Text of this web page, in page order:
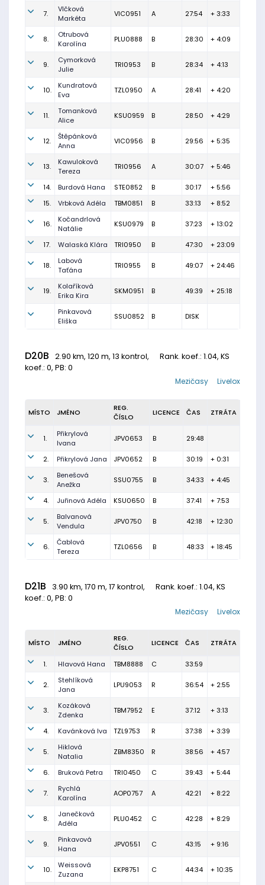
7.
Vlčková
Markéta
VIC0951 A 27:54 + 3:33
8.
Otrubová
Karolína
PLU0888 B 28:30 + 4:09
9.
Cymorková
Julie
TRI0953 B 28:34 + 4:13
10.
Kundratová
Eva
TZL0950 A 28:41 + 4:20
11.
Tomanková
Alice
KSU0959 B 28:50 + 4:29
12.
Štěpánková
Anna
VIC0956 B 29:56 + 5:35
13.
Kawuloková
Tereza
TRI0956 A 30:07 + 5:46
14. Burdová Hana STE0852 B 30:17
+ 5:56
15.
Vrbková Adéla TBM0851 B 33:13 + 8:52
16.
Kočandrlová
Natálie
KSU0979 B 37:23 + 13:02
17. Walaská Klára TRI0950 B 47:30 + 23:09
18.
Labová
Taťána
TRI0955 B 49:07 + 24:46
19.
Kolaříková
Erika Kira
SKM0951 B 49:39 + 25:18
Pinkavová
Eliška
SSU0852 B DISK
D20B 2.90 km, 120 m, 13 kontrol, Rank. koef.: 1.04, KS
koef.: 0, PB: 0
Livelox
Mezičasy
MÍSTO JMÉNO
REG.
ČÍSLO
LICENCE ČAS ZTRÁTA
1.
Přikrylová
Ivana
JPV0653 B 29:48
2. Přikrylová Jana JPV0652 B 30:19 + 0:31
3.
Benešová
Anežka
SSU0755 B 34:33 + 4:45
4. Juřinová Adéla KSU0650 B 37:41 + 7:53
5.
Balvanová
Vendula
JPV0750 B 42:18 + 12:30
6.
Čablová
Tereza
TZL0656 B 48:33 + 18:45
D21B 3.90 km, 170 m, 17 kontrol, Rank. koef.: 1.04, KS
koef.: 0, PB: 0
Livelox
Mezičasy
MÍSTO JMÉNO
REG.
ČÍSLO
LICENCE ČAS ZTRÁTA
1. Hlavová Hana TBM8888 C 33:59
2.
Stehlíková
Jana
LPU9053 R 36:54 + 2:55
3.
Kozáková
Zdenka
TBM7952 E 37:12 + 3:13
4. Kavánková Iva TZL9753 R 37:38 + 3:39
5.
Hiklová
Natalia
ZBM8350 R 38:56 + 4:57
6. Bruková Petra TRI0450 C 39:43 + 5:44
7.
Rychlá
Karolína
AOP0757 A 42:21 + 8:22
8.
Janečková
Adéla
PLU0452 C 42:28 + 8:29
9.
Pinkavová
Hana
JPV0551 C 43:15 + 9:16
10.
Weissová
Zuzana
EKP8751 C 44:34 + 10:35